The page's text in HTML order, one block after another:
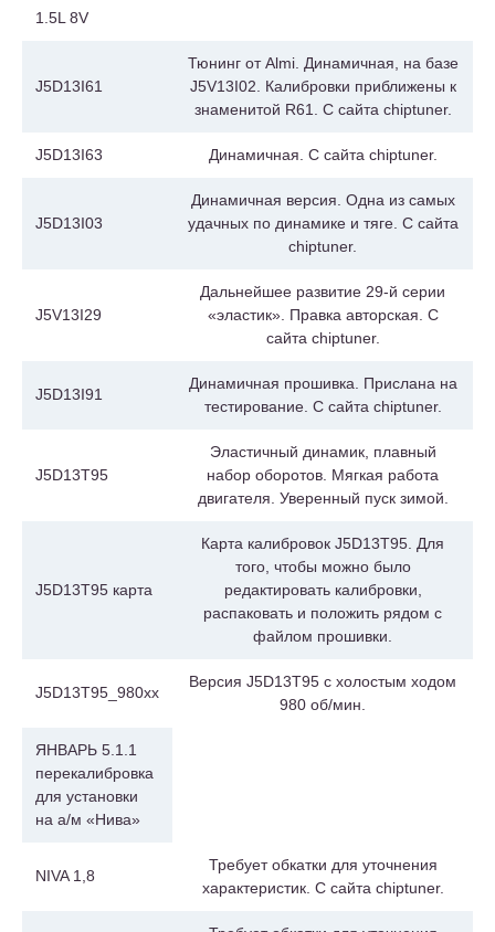
1.5L 8V
J5D13I61
Тюнинг от Almi. Динамичная, на базе
J5V13I02. Калибровки приближены к
знаменитой R61. С сайта chiptuner.
J5D13I63 Динамичная. С сайта chiptuner.
J5D13I03
Динамичная версия. Одна из самых
удачных по динамике и тяге. С сайта
chiptuner.
J5V13I29
Дальнейшее развитие 29-й серии
«эластик». Правка авторская. С
сайта chiptuner.
J5D13I91
Динамичная прошивка. Прислана на
тестирование. С сайта chiptuner.
J5D13T95
Эластичный динамик, плавный
набор оборотов. Мягкая работа
двигателя. Уверенный пуск зимой.
J5D13T95 карта
Карта калибровок J5D13T95. Для
того, чтобы можно было
редактировать калибровки,
распаковать и положить рядом с
файлом прошивки.
J5D13T95_980xx
Версия J5D13T95 с холостым ходом
980 об/мин.
ЯНВАРЬ 5.1.1
перекалибровка
для установки
на а/м «Нива»
NIVA 1,8
Требует обкатки для уточнения
характеристик. С сайта chiptuner.